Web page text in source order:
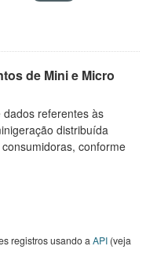
de Mini e Micro
referentes às
distribuída
conforme
registros usando a API (veja